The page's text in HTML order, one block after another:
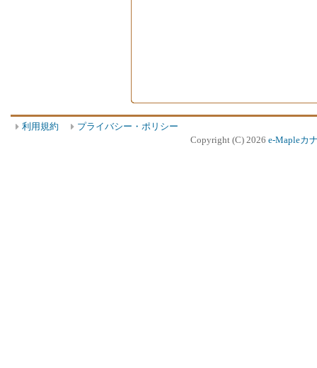
利用規約
プライバシー・ポリシー
Copyright (C) 2026 e-Mapleカ